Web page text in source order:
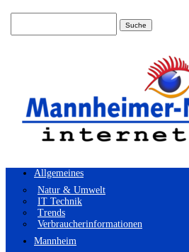
Allgemeines
Natur & Umwelt
IT Technik
Trends
Verbraucherinformationen
Mannheim